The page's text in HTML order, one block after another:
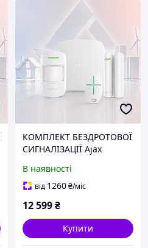
КОМПЛЕКТ БЕЗДРОТОВОЇ
СИГНАЛІЗАЦІЇ Ajax
підтримкою
фотоверифікації, 2G +
В наявності
від 1260₴/міс
12 599₴
Купити